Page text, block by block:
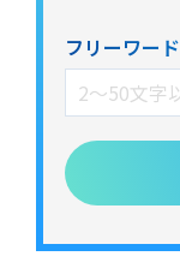
フリーワー